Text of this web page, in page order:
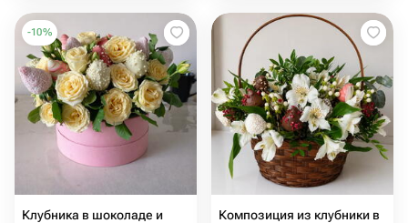
-10%
Клубника в шоколаде и
Композиция из клубники в